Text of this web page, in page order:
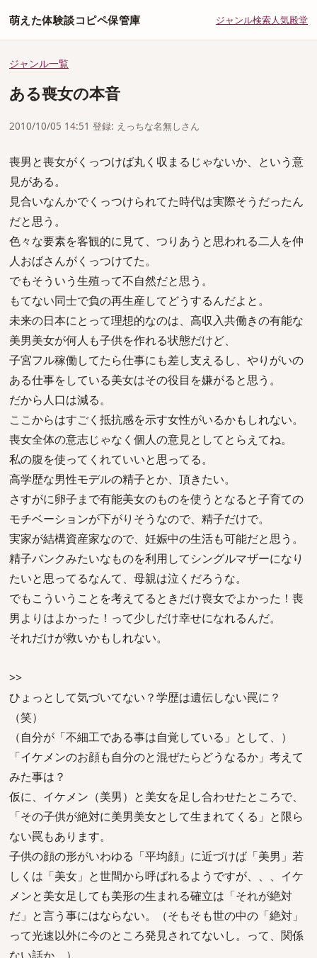
萌えた体験談コピペ保管庫 ジャンル検索人気殿堂
ジャンル一覧
ある喪女の本音
2010/10/05 14:51 登録: えっちな名無しさん
喪男と喪女がくっつけば丸く収まるじゃないか、という意
見がある。
見合いなんかでくっつけられてた時代は実際そうだったん
だと思う。
色々な要素を客観的に見て、つりあうと思われる二人を仲
人おばさんがくっつけてた。
でもそういう生殖って不自然だと思う。
もてない同士で負の再生産してどうするんだよと。
未来の日本にとって理想的なのは、高収入共働きの有能な
美男美女が何人も子供を作れる状態だけど、
子宮フル稼働してたら仕事にも差し支えるし、やりがいの
ある仕事をしている美女はその役目を嫌がると思う。
だから人口は減る。
ここからはすごく抵抗感を示す女性がいるかもしれない。
喪女全体の意志じゃなく個人の意見としてとらえてね。
私の腹を使ってくれていいと思ってる。
高学歴な男性モデルの精子とか、頂きたい。
さすがに卵子まで有能美女のものを使うとなると子育ての
モチベーションが下がりそうなので、精子だけで。
実家が結構資産家なので、妊娠中の生活も可能だと思う。
精子バンクみたいなものを利用してシングルマザーになり
たいと思ってるなんて、母親は泣くだろうな。
でもこういうことを考えてるときだけ喪女でよかった！喪
男よりはよかった！って少しだけ幸せになれるんだ。
それだけが救いかもしれない。
>>
ひょっとして気づいてない？学歴は遺伝しない罠に？
（笑）
（自分が「不細工である事は自覚している」として、）
「イケメンのお顔も自分のと混ぜたらどうなるか」考えて
みた事は？
仮に、イケメン（美男）と美女を足し合わせたところで、
「その子供が絶対に美男美女として生まれてくる」と限ら
ない罠もあります。
子供の顔の形がいわゆる「平均顔」に近づけば「美男」若
しくは「美女」と世間から呼ばれるようですが、、、イケ
メンと美女足しても美形の生まれる確立は「それが絶対
だ」と言う事にはならない。（そもそも世の中の「絶対」
って光速以外に今のところ発見されてないし。って、関係